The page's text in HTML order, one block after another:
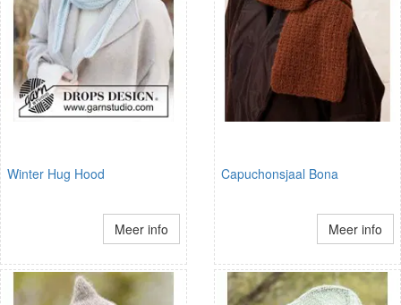
Winter Hug Hood
Meer info
Capuchonsjaal Bona
Meer info